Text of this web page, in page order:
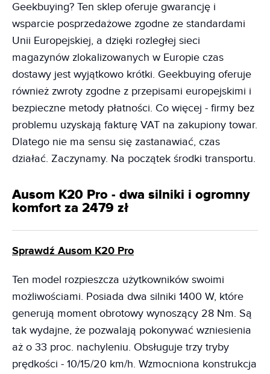
Geekbuying? Ten sklep oferuje gwarancję i
wsparcie posprzedażowe zgodne ze standardami
Unii Europejskiej, a dzięki rozległej sieci
magazynów zlokalizowanych w Europie czas
dostawy jest wyjątkowo krótki. Geekbuying oferuje
również zwroty zgodne z przepisami europejskimi i
bezpieczne metody płatności. Co więcej - firmy bez
problemu uzyskają fakturę VAT na zakupiony towar.
Dlatego nie ma sensu się zastanawiać, czas
działać. Zaczynamy. Na początek środki transportu.
Ausom K20 Pro - dwa silniki i ogromny
komfort za 2479 zł
Sprawdź Ausom K20 Pro
Ten model rozpieszcza użytkowników swoimi
możliwościami. Posiada dwa silniki 1400 W, które
generują moment obrotowy wynoszący 28 Nm. Są
tak wydajne, że pozwalają pokonywać wzniesienia
aż o 33 proc. nachyleniu. Obsługuje trzy tryby
prędkości - 10/15/20 km/h. Wzmocniona konstrukcja